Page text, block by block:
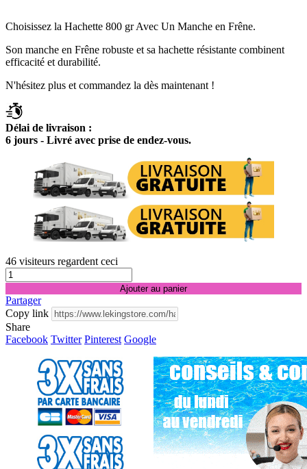
Choisissez la Hachette 800 gr Avec Un Manche en Frêne.
Son manche en Frêne robuste et sa hachette résistante combinent
efficacité et durabilité.
N'hésitez plus et commandez la dès maintenant !
Délai de livraison :
6 jours - Livré avec prise de endez-vous.
46 visiteurs regardent ceci
Ajouter au panier
Partager
Copy link
Share
Facebook Twitter Pinterest Google